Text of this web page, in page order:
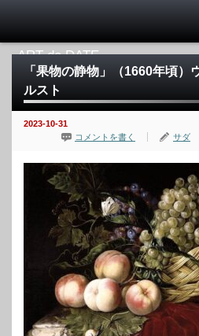
「果物の静物」（1660年頃）
ルスト
2023-10-31
コメントを書く
サダ